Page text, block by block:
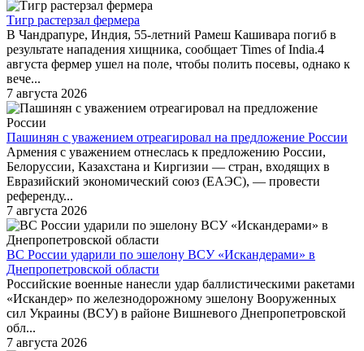
Тигр растерзал фермера
В Чандрапуре, Индия, 55-летний Рамеш Кашивара погиб в
результате нападения хищника, сообщает Times of India.4
августа фермер ушел на поле, чтобы полить посевы, однако к
вече...
7 августа 2026
Пашинян с уважением отреагировал на предложение России
Армения с уважением отнеслась к предложению России,
Белоруссии, Казахстана и Киргизии — стран, входящих в
Евразийский экономический союз (ЕАЭС), — провести
референду...
7 августа 2026
ВС России ударили по эшелону ВСУ «Искандерами» в
Днепропетровской области
Российские военные нанесли удар баллистическими ракетами
«Искандер» по железнодорожному эшелону Вооруженных
сил Украины (ВСУ) в районе Вишневого Днепропетровской
обл...
7 августа 2026